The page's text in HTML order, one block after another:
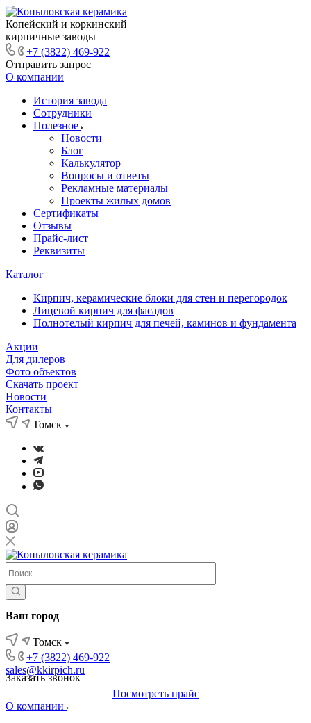
Копейский и коркинский
кирпичные заводы
+7 (3822) 469-922
Отправить запрос
О компании
История завода
Сотрудники
Полезное
Новости
Блог
Калькулятор
Вопросы и ответы
Рекламные материалы
Проекты жилых домов
Сертификаты
Отзывы
Прайс-лист
Реквизиты
Каталог
Кирпич, керамические блоки для стен и перегородок
Лицевой кирпич для фасадов
Полнотелый кирпич для печей, каминов и фундамента
Акции
Для дилеров
Фото объектов
Скачать проект
Новости
Контакты
Томск
Ваш город
Томск
+7 (3822) 469-922
sales@kkirpich.ru
Заказать звонок
Посмотреть прайс
О компании